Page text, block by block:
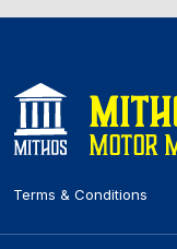
Terms & Conditions